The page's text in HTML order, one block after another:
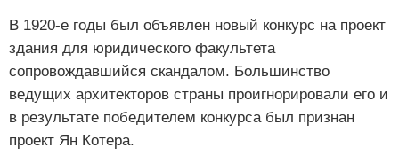
В 1920-е годы был объявлен новый конкурс на проект
здания для юридического факультета
сопровождавшийся скандалом. Большинство
ведущих архитекторов страны проигнорировали его и
в результате победителем конкурса был признан
проект Ян Котера.